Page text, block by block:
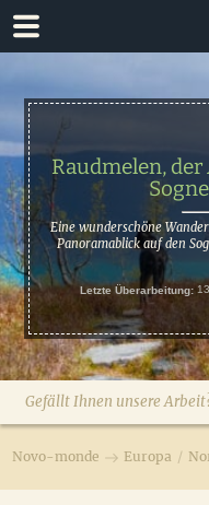
Zur
Hauptnavigation
Zum
Inhalt
Gefällt Ihnen unsere
Novo-monde Europa /
Raudmelen,
Eine wunderschöne
Panoramablick auf den
Letzte Überarbeitung: